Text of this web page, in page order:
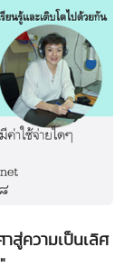
สู่ความเป็นเลิศ